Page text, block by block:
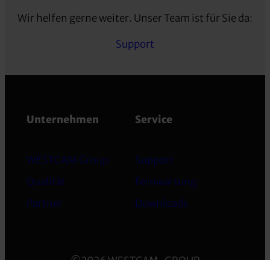
Wir helfen gerne weiter. Unser Team ist für Sie da:
Support
Unternehmen
WESTCAM Group
Qualität
Partner
Service
Support
Fernwartung
Downloads